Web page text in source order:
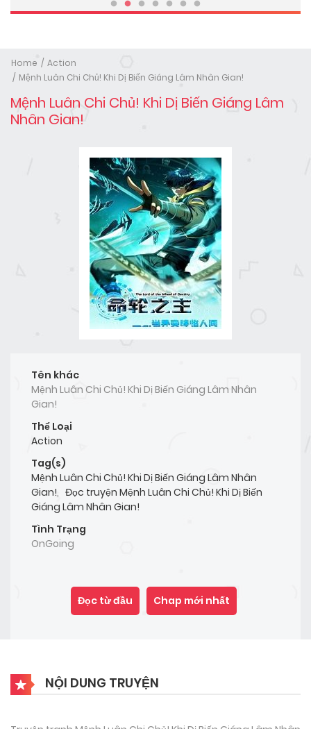
Home
Action
Mệnh Luân Chi Chủ! Khi Dị Biến Giáng Lâm Nhân Gian!
Mệnh Luân Chi Chủ! Khi Dị Biến Giáng Lâm
Nhân Gian!
Tên khác
Mệnh Luân Chi Chủ! Khi Dị Biến Giáng Lâm Nhân
Gian!
Thể Loại
Action
Tag(s)
Mệnh Luân Chi Chủ! Khi Dị Biến Giáng Lâm Nhân
Gian!, Đọc truyện Mệnh Luân Chi Chủ! Khi Dị Biến
Giáng Lâm Nhân Gian!
Tình Trạng
OnGoing
Đọc từ đầu Chap mới nhất
NỘI DUNG TRUYỆN